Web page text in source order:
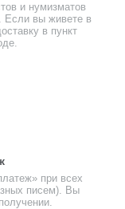
и нумизматов
Если вы живете в
в пункт
при всех
писем). Вы